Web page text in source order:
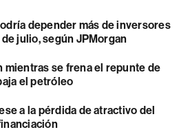
depender más de inversores
julio, según JPMorgan
mientras se frena el repunte de
el petróleo
a la pérdida de atractivo del